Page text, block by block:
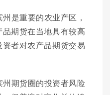
是重要的农业产区，
期货在当地具有较高
者对农产品期货交易
州期货圈的投资者风险